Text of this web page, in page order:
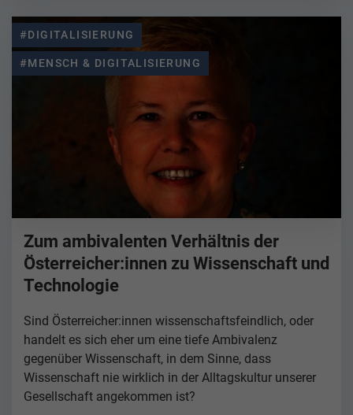
#DIGITALISIERUNG
#MENSCH & DIGITALISIERUNG
Zum ambivalenten Verhältnis der
Österreicher:innen zu Wissenschaft und
Technologie
Sind Österreicher:innen wissenschaftsfeindlich, oder
handelt es sich eher um eine tiefe Ambivalenz
gegenüber Wissenschaft, in dem Sinne, dass
Wissenschaft nie wirklich in der Alltagskultur unserer
Gesellschaft angekommen ist?